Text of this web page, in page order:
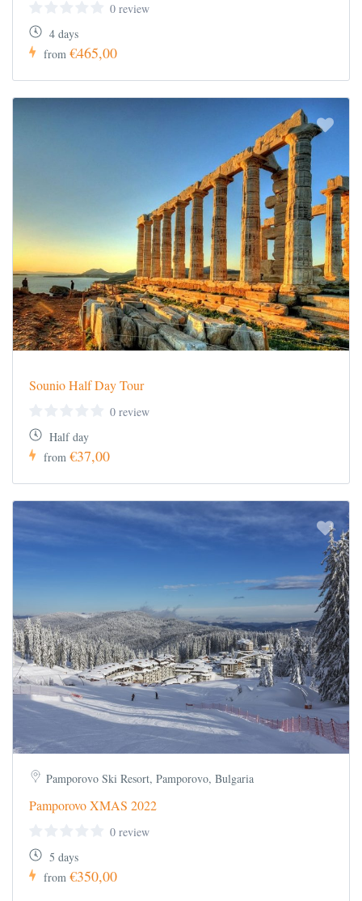
0 review
4 days
from €465,00
Sounio Half Day Tour
0 review
Half day
from €37,00
Pamporovo Ski Resort, Pamporovo, Bulgaria
Pamporovo XMAS 2022
0 review
5 days
from €350,00